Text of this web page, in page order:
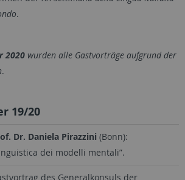
.
2020wurden alle Gastvorträge aufgrund der
.
19/20
Dr. Daniela Pirazzini (Bonn):
dei modelli mentali”.
des Generalkonsuls der